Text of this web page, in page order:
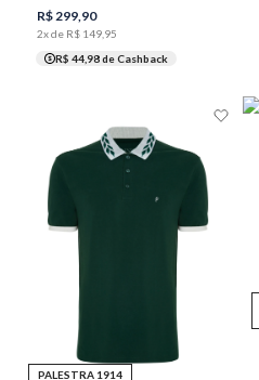
R$299,90
2x de R$ 149 95
R$ 44,98de Cashback
PALESTRA 1914